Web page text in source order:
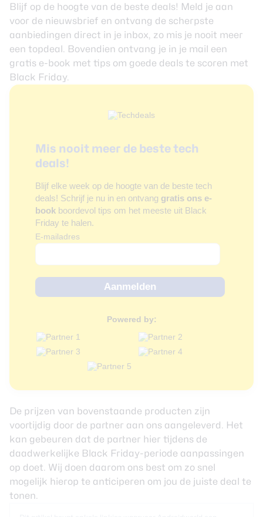
Blijf op de hoogte van de beste deals! Meld je aan
voor de nieuwsbrief en ontvang de scherpste
aanbiedingen direct in je inbox, zo mis je nooit meer
een topdeal. Bovendien ontvang je in je mail een
gratis e-book met tips om goede deals te scoren met
Black Friday.
Mis nooit meer de beste tech
deals!
Blijf elke week op de hoogte van de beste tech
deals! Schrijf je nu in en ontvang gratis ons e-
book boordevol tips om het meeste uit Black
Friday te halen.
E-mailadres
Powered by:
De prijzen van bovenstaande producten zijn
voortijdig door de partner aan ons aangeleverd. Het
kan gebeuren dat de partner hier tijdens de
daadwerkelijke Black Friday-periode aanpassingen
op doet. Wij doen daarom ons best om zo snel
mogelijk hierop te anticiperen om jou de juiste deal te
tonen.